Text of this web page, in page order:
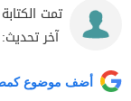
تمت
آخر تحديث:
أضف موضوع